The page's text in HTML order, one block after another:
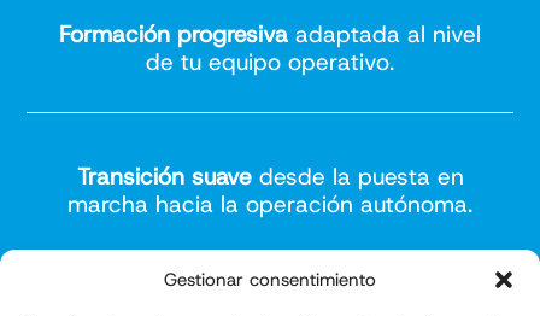
Gestionar consentimiento
Formación progresiva adaptada al nivel
de tu equipo operativo.
Transición suavedesde la puesta en
marcha hacia la operación autónoma.